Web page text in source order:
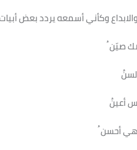
وكأني أسمعه يردد بعض
صيّن
أعينُ
أحسن